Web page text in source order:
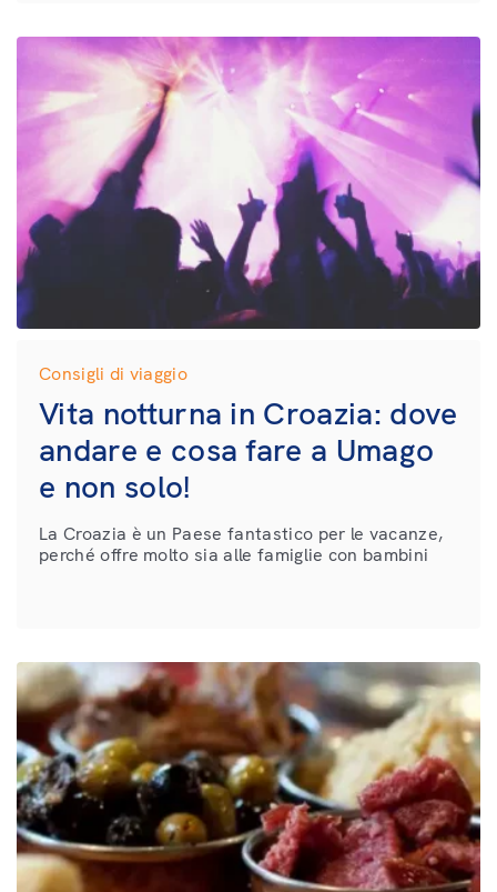
Consigli di viaggio
Vita notturna in Croazia: dove
andare e cosa fare a Umago
e non solo!
La Croazia è un Paese fantastico per le vacanze,
perché offre molto sia alle famiglie con bambini